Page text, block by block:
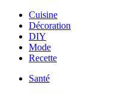
Cuisine
Décoration
DIY
Mode
Recette
Santé